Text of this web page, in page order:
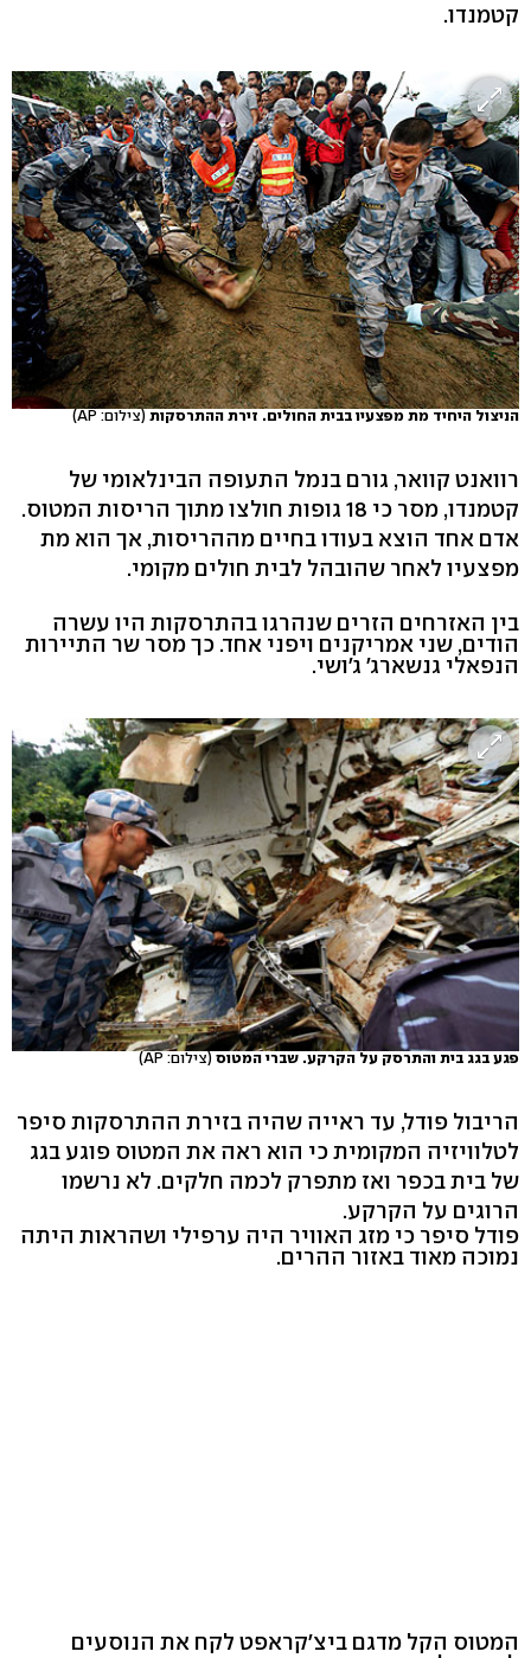
קטמנדו.
הניצול היחיד מת מפצעיו בבית החולים. זירת ההתרסקות (צילום: AP)
רוואנט קוואר, גורם בנמל התעופה הבינלאומי של
קטמנדו, מסר כי 18 גופות חולצו מתוך הריסות המטוס.
אדם אחד הוצא בעודו בחיים מההריסות, אך הוא מת
מפצעיו לאחר שהובהל לבית חולים מקומי.
בין האזרחים הזרים שנהרגו בהתרסקות היו עשרה
הודים, שני אמריקנים ויפני אחד. כך מסר שר התיירות
הנפאלי גנשארג' ג'ושי.
פגע בגג בית והתרסק על הקרקע. שברי המטוס (צילום: AP)
הריבול פודל, עד ראייה שהיה בזירת ההתרסקות סיפר
לטלוויזיה המקומית כי הוא ראה את המטוס פוגע בגג
של בית בכפר ואז מתפרק לכמה חלקים. לא נרשמו
הרוגים על הקרקע.
פודל סיפר כי מזג האוויר היה ערפילי ושהראות היתה
נמוכה מאוד באזור ההרים.
המטוס הקל מדגם ביצ'קראפט לקח את הנוסעים